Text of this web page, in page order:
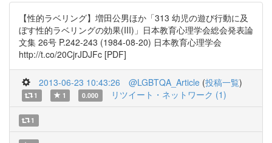
【性的ラベリング】増田公男ほか「313 幼児の遊び行動に及
ぼす性的ラベリングの効果(III)」日本教育心理学会総会発表論
文集 26号 P.242-243 (1984-08-20) 日本教育心理学会
http://t.co/20CjrJDJFc [PDF]
2013-06-23 10:43:26 @LGBTQA_Article (投稿一覧)
1 1 0.000 リツイート・ネットワーク (1)
1